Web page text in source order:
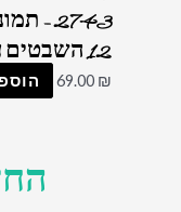
2743
12 השבטים על קנבס או זכוכית
69.00 ₪